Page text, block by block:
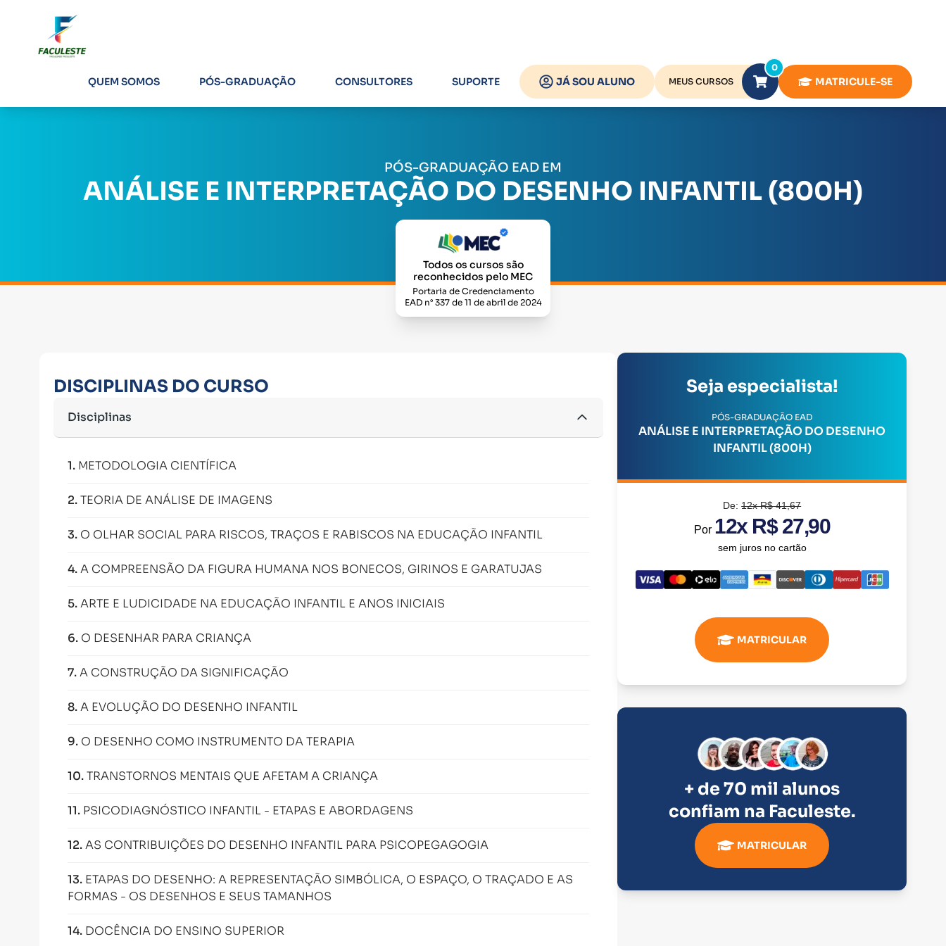
QUEM SOMOS PÓS-GRADUAÇÃO CONSULTORES SUPORTE JÁ SOU ALUNO MEUS CURSOS
0
MATRICULE-SE
PÓS-GRADUAÇÃO EAD EM
ANÁLISE E INTERPRETAÇÃO DO DESENHO INFANTIL (800H)
Todos os cursos são
reconhecidos pelo MEC
Portaria de Credenciamento
EAD n° 337 de 11 de abril de 2024
DISCIPLINAS DO CURSO
Disciplinas
1. METODOLOGIA CIENTÍFICA
2.TEORIA DE ANÁLISE DE IMAGENS
3. O OLHAR SOCIAL PARA RISCOS, TRAÇOS E RABISCOS NA EDUCAÇÃO INFANTIL
4.A COMPREENSÃO DA FIGURA HUMANA NOS BONECOS, GIRINOS E GARATUJAS
5.ARTE E LUDICIDADE NA EDUCAÇÃO INFANTIL E ANOS INICIAIS
6. O DESENHAR PARA CRIANÇA
7.A CONSTRUÇÃO DA SIGNIFICAÇÃO
8.A EVOLUÇÃO DO DESENHO INFANTIL
9. O DESENHO COMO INSTRUMENTO DA TERAPIA
10.TRANSTORNOS MENTAIS QUE AFETAM A CRIANÇA
11. PSICODIAGNÓSTICO INFANTIL - ETAPAS E ABORDAGENS
12.AS CONTRIBUIÇÕES DO DESENHO INFANTIL PARA PSICOPEGAGOGIA
13. ETAPAS DO DESENHO: A REPRESENTAÇÃO SIMBÓLICA, O ESPAÇO, O TRAÇADO E AS
FORMAS - OS DESENHOS E SEUS TAMANHOS
14. DOCÊNCIA DO ENSINO SUPERIOR
Seja especialista!
PÓS-GRADUAÇÃO EAD
ANÁLISE E INTERPRETAÇÃO DO DESENHO
INFANTIL (800H)
De:12x R$ 41,67
Por 12x R$ 27,90
sem juros no cartão
MATRICULAR
+ de 70 mil alunos
confiam na Faculeste.
MATRICULAR